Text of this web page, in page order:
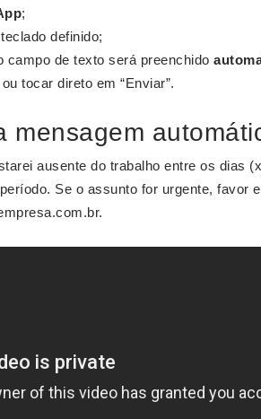
;
definido;
campo de texto será preenchido
ou tocar direto em “Enviar”.
mensagem
ausente do trabalho entre os dias
Se o assunto for urgente, favor
.